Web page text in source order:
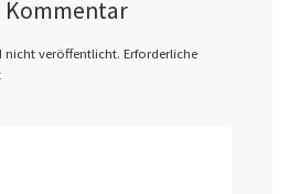
Kommentar
nicht veröffentlicht. Erforderliche